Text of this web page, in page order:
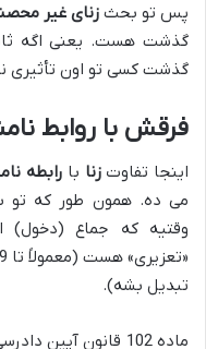
پس تو بحثزنای غیر
گذشت هست. یعنی اگه
گذشت کسی تو اون تأثیری
فرقش با روابط
اینجا تفاوتزنا با رابطه
می ده. همون طور که تو
وقتیه که جماع (دخول)
تبدیل بشه).
ماده 102 قانون